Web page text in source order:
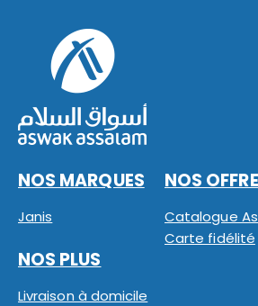
NOS MARQUES
Janis
NOS
Catalogue
Carte fidélité
NOS PLUS
Livraison à domicile